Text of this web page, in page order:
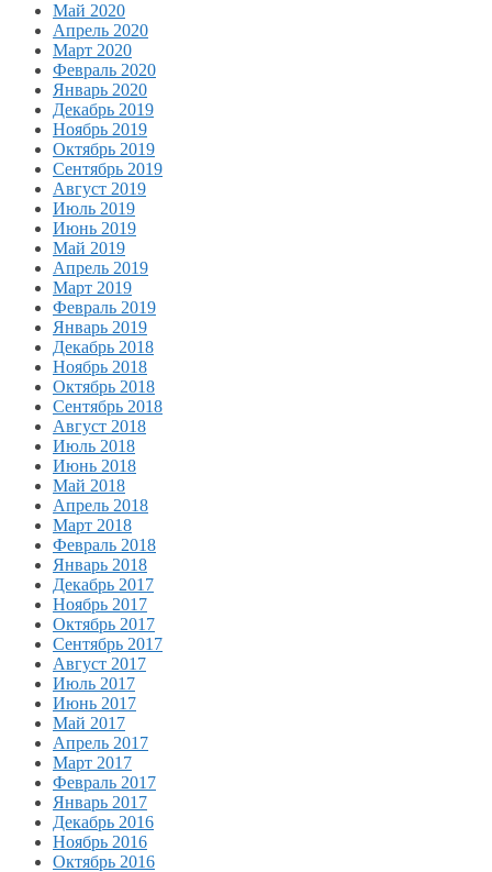
Май 2020
Апрель 2020
Март 2020
Февраль 2020
Январь 2020
Декабрь 2019
Ноябрь 2019
Октябрь 2019
Сентябрь 2019
Август 2019
Июль 2019
Июнь 2019
Май 2019
Апрель 2019
Март 2019
Февраль 2019
Январь 2019
Декабрь 2018
Ноябрь 2018
Октябрь 2018
Сентябрь 2018
Август 2018
Июль 2018
Июнь 2018
Май 2018
Апрель 2018
Март 2018
Февраль 2018
Январь 2018
Декабрь 2017
Ноябрь 2017
Октябрь 2017
Сентябрь 2017
Август 2017
Июль 2017
Июнь 2017
Май 2017
Апрель 2017
Март 2017
Февраль 2017
Январь 2017
Декабрь 2016
Ноябрь 2016
Октябрь 2016